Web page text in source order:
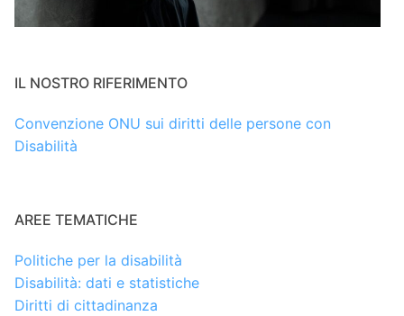
IL NOSTRO RIFERIMENTO
Convenzione ONU sui diritti delle persone con
Disabilità
AREE TEMATICHE
Politiche per la disabilità
Disabilità: dati e statistiche
Diritti di cittadinanza